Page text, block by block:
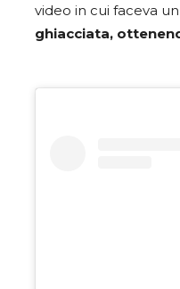
video in cui faceva un
ghiacciata,